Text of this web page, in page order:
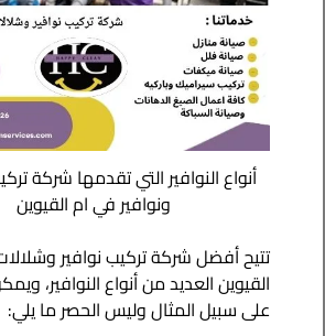
أنواع النوافير التي تقدمها شركة
ونوافير في ام القيوين
تتيح أفضل شركة تركيب نوافير
القيوين العديد من أنواع النوافير،
على سبيل المثال وليس الحصر ما يلي: